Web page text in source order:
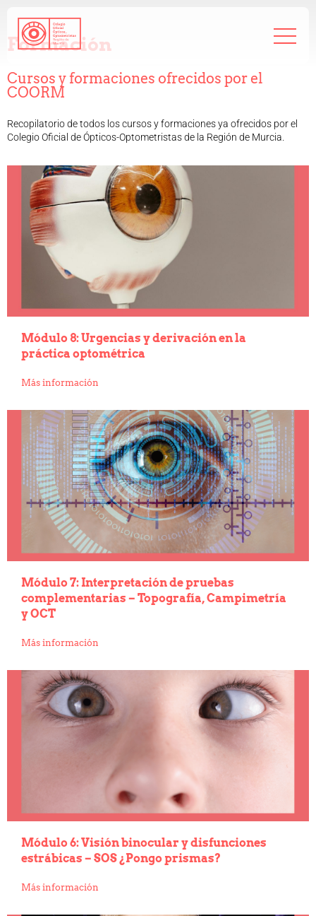
Salud visual
¿Quién es el óptico-optometrista?
Preguntas frecuentes
Consejos de tu óptico-optometrista
Profesionales
Cómo colegiarse
Precolegiación
Legislación
Ventajas
Calendario
Formación
Archivo de formación
Vídeos de formación
Eventos COORM
MURCIA OPTOM MEETING 2025
EL COORM EN EL OPTOM 2024
V Congreso de Salud Visual y Pediatría 2022
Transparencia
Actualidad
Contacto
Formación
Cursos y formaciones ofrecidos por el
COORM
Recopilatorio de todos los cursos y formaciones ya ofrecidos por el
Colegio Oficial de Ópticos-Optometristas de la Región de Murcia.
Módulo 8: Urgencias y derivación en la
práctica optométrica
Más información
Módulo 7: Interpretación de pruebas
complementarias – Topografía, Campimetría
y OCT
Más información
Módulo 6: Visión binocular y disfunciones
estrábicas – SOS ¿Pongo prismas?
Más información